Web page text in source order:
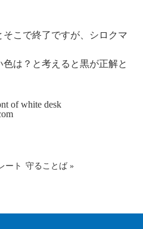
そこで終了ですが、シロクマ
は？と考えると黒が正解と
ート 守ることば »